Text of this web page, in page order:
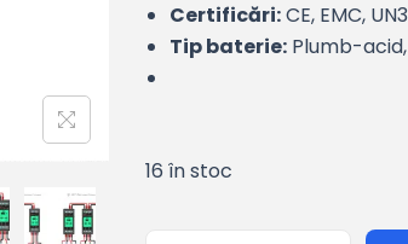
Certificări:CE, EMC,
Tip baterie: Plumb-
16 în stoc